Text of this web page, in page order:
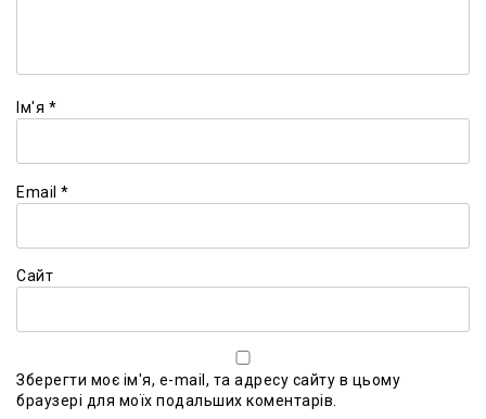
Ім'я *
Email *
Сайт
Зберегти моє ім'я, e-mail, та адресу сайту в цьому
браузері для моїх подальших коментарів.